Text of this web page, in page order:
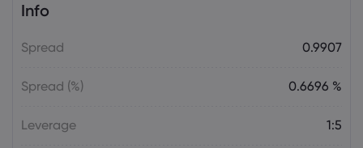
US-EU Relations: Russia Sanctions Unite
Info
Spread 0.9907
Spread (%) 0.6696 %
Leverage 1:5